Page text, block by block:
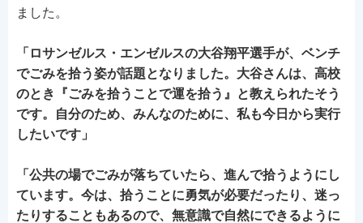
ました。
「ロサンゼルス・エンゼルスの大谷翔平選手が、ベンチ
でごみを拾う姿が話題となりました。大谷さんは、高校
のとき『ごみを拾うことで運を拾う』と教えられたそう
です。自分のため、みんなのために、私も今日から実行
したいです」
「公共の場でごみが落ちていたら、進んで拾うようにし
ています。今は、拾うことに勇気が必要だったり、迷っ
たりすることもあるので、無意識で自然にできるように